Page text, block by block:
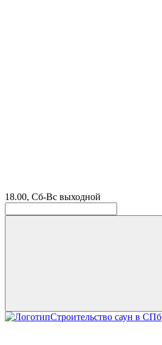
18.00, Сб-Вс выходной
Строительство саун в СПб